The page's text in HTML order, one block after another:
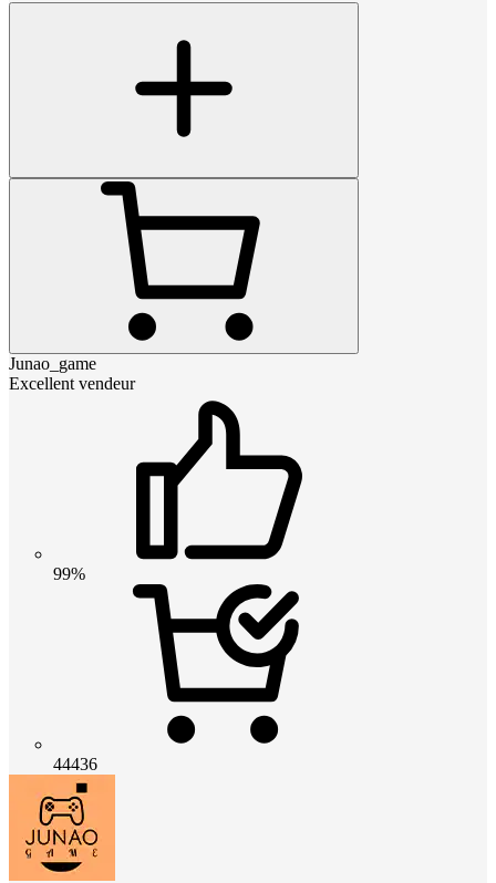
Junao_game
Excellent vendeur
99%
44436